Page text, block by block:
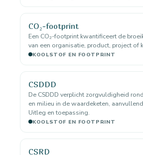
CO₂-footprint
Een CO₂-footprint kwantificeert de
van een organisatie, product, project of
KOOLSTOF EN FOOTPRINT
CSDDD
De CSDDD verplicht zorgvuldigheid
en milieu in de waardeketen,
Uitleg en toepassing.
KOOLSTOF EN FOOTPRINT
CSRD